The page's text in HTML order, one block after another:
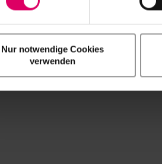
Nur notwendige Cookies
verwenden